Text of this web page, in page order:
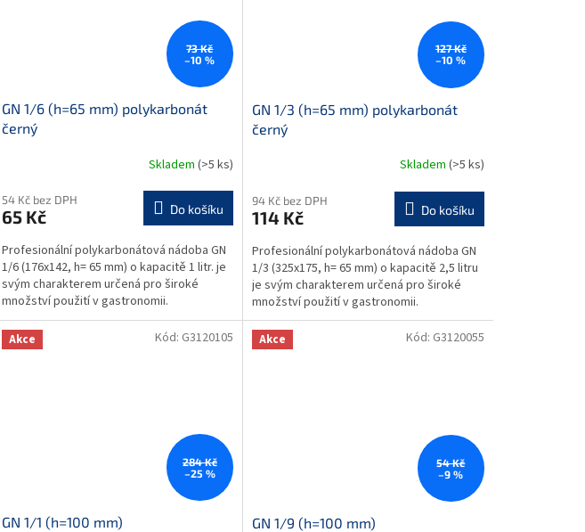
73 Kč
–10 %
GN 1/6 (h=65 mm) polykarbonát
černý
Skladem (>5 ks)
54 Kč bez DPH
65 Kč Do košíku
Profesionální polykarbonátová nádoba GN
1/6 (176x142, h= 65 mm) o kapacitě 1 litr. je
svým charakterem určená pro široké
množství použití v gastronomii.
Gastronádoba je...
127 Kč
–10 %
GN 1/3 (h=65 mm) polykarbonát
černý
Skladem (>5 ks)
94 Kč bez DPH
114 Kč Do košíku
Profesionální polykarbonátová nádoba GN
1/3 (325x175, h= 65 mm) o kapacitě 2,5 litru
je svým charakterem určená pro široké
množství použití v gastronomii.
Gastronádoba je...
Akce
284 Kč
–25 %
GN 1/1 (h=100 mm)
Kód: G3120105 Akce
54 Kč
–9 %
GN 1/9 (h=100 mm)
Kód: G3120055